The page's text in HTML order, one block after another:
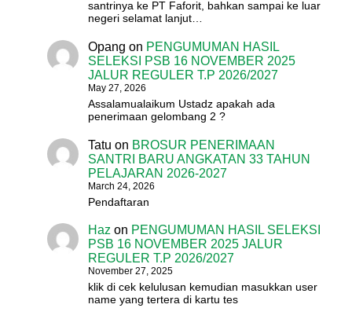
santrinya ke PT Faforit, bahkan sampai ke luar
negeri selamat lanjut…
Opang on PENGUMUMAN HASIL
SELEKSI PSB 16 NOVEMBER 2025
JALUR REGULER T.P 2026/2027
May 27, 2026
Assalamualaikum Ustadz apakah ada
penerimaan gelombang 2 ?
Tatu on BROSUR PENERIMAAN
SANTRI BARU ANGKATAN 33 TAHUN
PELAJARAN 2026-2027
March 24, 2026
Pendaftaran
Haz on PENGUMUMAN HASIL SELEKSI
PSB 16 NOVEMBER 2025 JALUR
REGULER T.P 2026/2027
November 27, 2025
klik di cek kelulusan kemudian masukkan user
name yang tertera di kartu tes